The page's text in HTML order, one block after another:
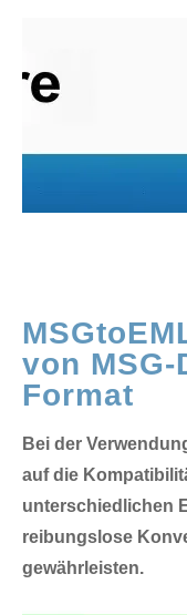
von
Format
Bei der
auf die
unterschiedlichen
reibungslose
gewährleisten.